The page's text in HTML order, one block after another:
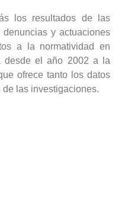
los resultados de las
y actuaciones
a la normatividad en
desde el año 2002 a la
ofrece tanto los datos
las investigaciones.